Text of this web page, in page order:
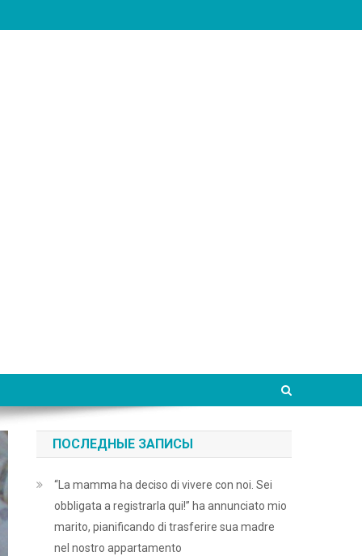
ПОСЛЕДНЫЕ ЗАПИСЫ
“La mamma ha deciso di vivere con noi. Sei
obbligata a registrarla qui!” ha annunciato mio
marito, pianificando di trasferire sua madre
nel nostro appartamento